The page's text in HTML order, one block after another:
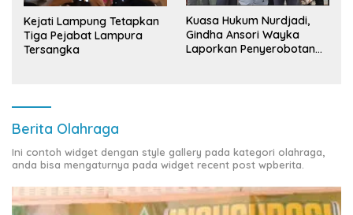
Kejati Lampung Tetapkan
Tiga Pejabat Lampura
Tersangka
Kuasa Hukum Nurdjadi,
Gindha Ansori Wayka
Laporkan Penyerobotan
Berita Olahraga
Ini contoh widget dengan style gallery pada kategori olahraga,
anda bisa mengaturnya pada widget recent post wpberita.